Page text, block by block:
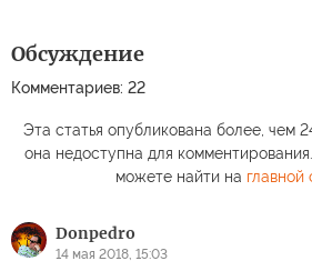
Обсуждение
Комментариев: 22
Эта статья опубликована более, чем
она недоступна для
можете найти на главной
Donpedro
14 мая 2018, 15:03